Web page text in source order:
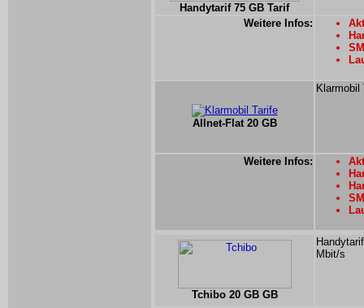
Handytarif 75 GB Tarif
Weitere Infos:
Allnet-Flat 20 GB
Weitere Infos:
Tchibo 20 GB GB
Mbit/s